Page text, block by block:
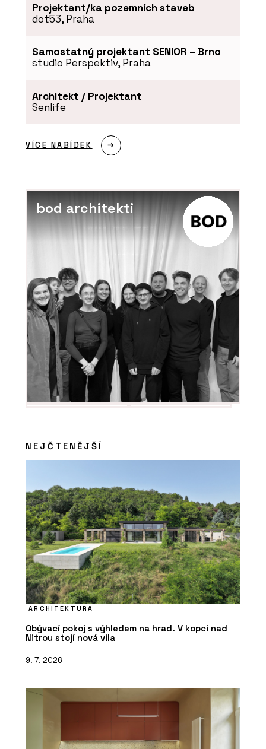
PRODUKTY
ČLÁNKY
Designové moduly přesně
na míru zákazníka. KOMA
MODULAR představila
novou kolekci Fashion line
Projektant/ka pozemních staveb
dot53, Praha
Samostatný projektant SENIOR – Brno
studio Perspektiv, Praha
Architekt / Projektant
Senlife
VÍCE NABÍDEK
bod architekti
NEJČTENĚJŠÍ
ARCHITEKTURA
Obývací pokoj s výhledem na hrad. V kopci nad
Nitrou stojí nová vila
9. 7. 2026